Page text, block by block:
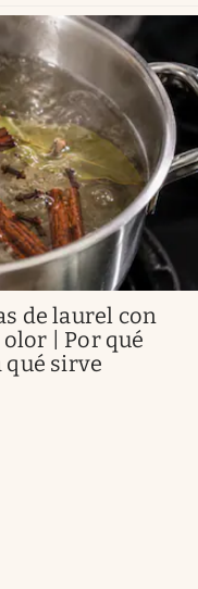
de laurel con
| Por qué
sirve